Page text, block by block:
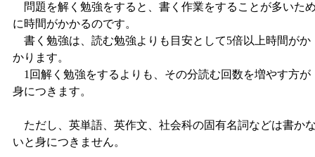
問題を解く勉強をすると、書く作業をすることが多いた
に時間がかかるのです。
書く勉強は、読む勉強よりも目安として5倍以上時間がか
かります。
1回解く勉強をするよりも、その分読む回数を増やす方が
身につきます。
ただし、英単語、英作文、社会科の固有名詞などは書か
いと身につきません。